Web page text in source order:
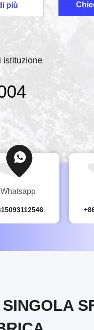
di prestazione che ...
più
istituzione
Whatsapp